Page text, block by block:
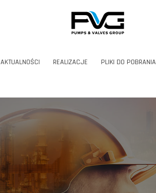
AKTUALNOŚCI REALIZACJE PLIKI DO POBRANIA